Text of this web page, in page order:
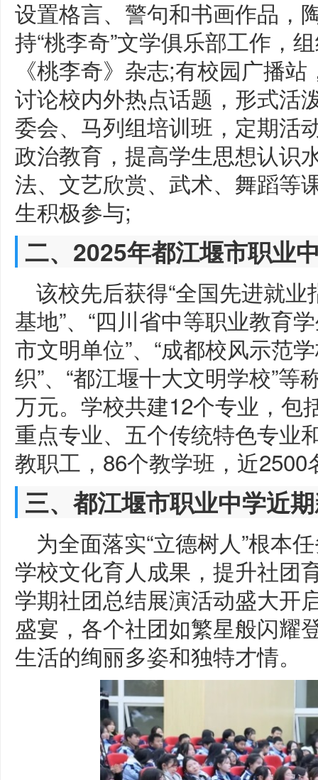
设置格言、警句和书画作品，
持“桃李奇”文学俱乐部工作，
《桃李奇》杂志;有校园广播
讨论校内外热点话题，形式活
委会、马列组培训班，定期活
政治教育，提高学生思想认识
法、文艺欣赏、武术、舞蹈等
生积极参与;
二、2025年都江堰市职业
该校先后获得“全国先进就业
基地”、“四川省中等职业教育
市文明单位”、“成都校风示范
织”、“都江堰十大文明学校”
万元。学校共建12个专业，包
重点专业、五个传统特色专业
教职工，86个教学班，近2500
三、都江堰市职业中学近
为全面落实“立德树人”根本
学校文化育人成果，提升社团
学期社团总结展演活动盛大开
盛宴，各个社团如繁星般闪耀
生活的绚丽多姿和独特才情。